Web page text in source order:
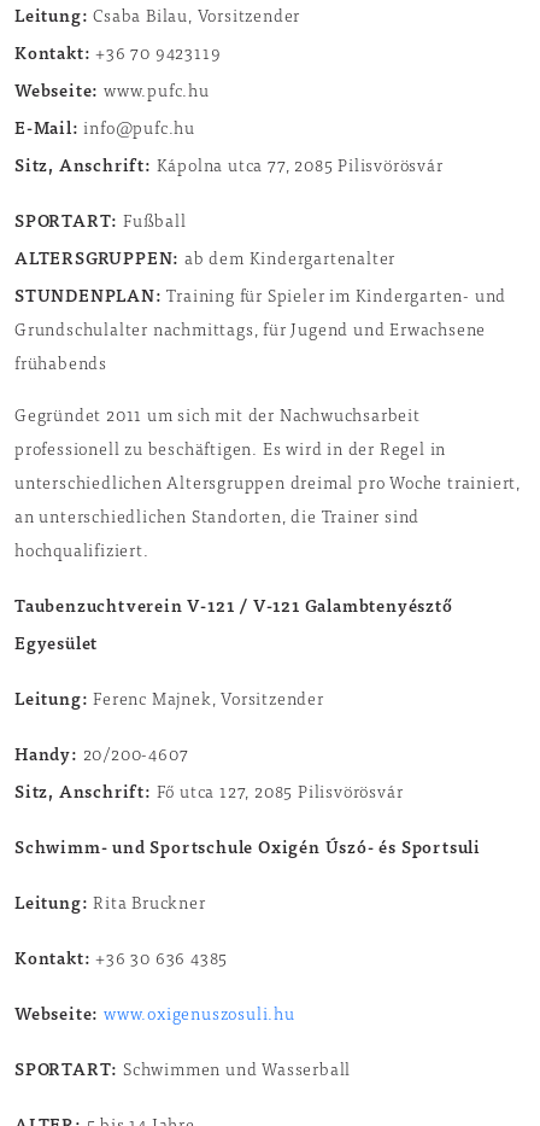
Leitung:Csaba Bilau, Vorsitzender
Kontakt:+36 70 9423119
Webseite: www.pufc.hu
E-Mail:info@pufc.hu
Sitz, Anschrift: Kápolna utca 77, 2085 Pilisvörösvár
SPORTART: Fußball
ALTERSGRUPPEN: ab dem Kindergartenalter
STUNDENPLAN:Training für Spieler im Kindergarten- und
Grundschulalter nachmittags, für Jugend und Erwachsene
frühabends
Gegründet 2011 um sich mit der Nachwuchsarbeit
professionell zu beschäftigen. Es wird in der Regel in
unterschiedlichen Altersgruppen dreimal pro Woche trainiert,
an unterschiedlichen Standorten, die Trainer sind
hochqualifiziert.
Taubenzuchtverein V-121 / V-121 Galambtenyésztő
Egyesület
Leitung:Ferenc Majnek, Vorsitzender
Handy: 20/200-4607
Sitz, Anschrift: Fő utca 127, 2085 Pilisvörösvár
Schwimm- und Sportschule Oxigén Úszó- és Sportsuli
Leitung:Rita Bruckner
Kontakt:+36 30 636 4385
Webseite: www.oxigenuszosuli.hu
SPORTART: Schwimmen und Wasserball